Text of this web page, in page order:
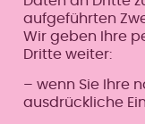
aufgeführten
Wir geben Ihre
Dritte weiter:
– wenn Sie Ihre
ausdrückliche